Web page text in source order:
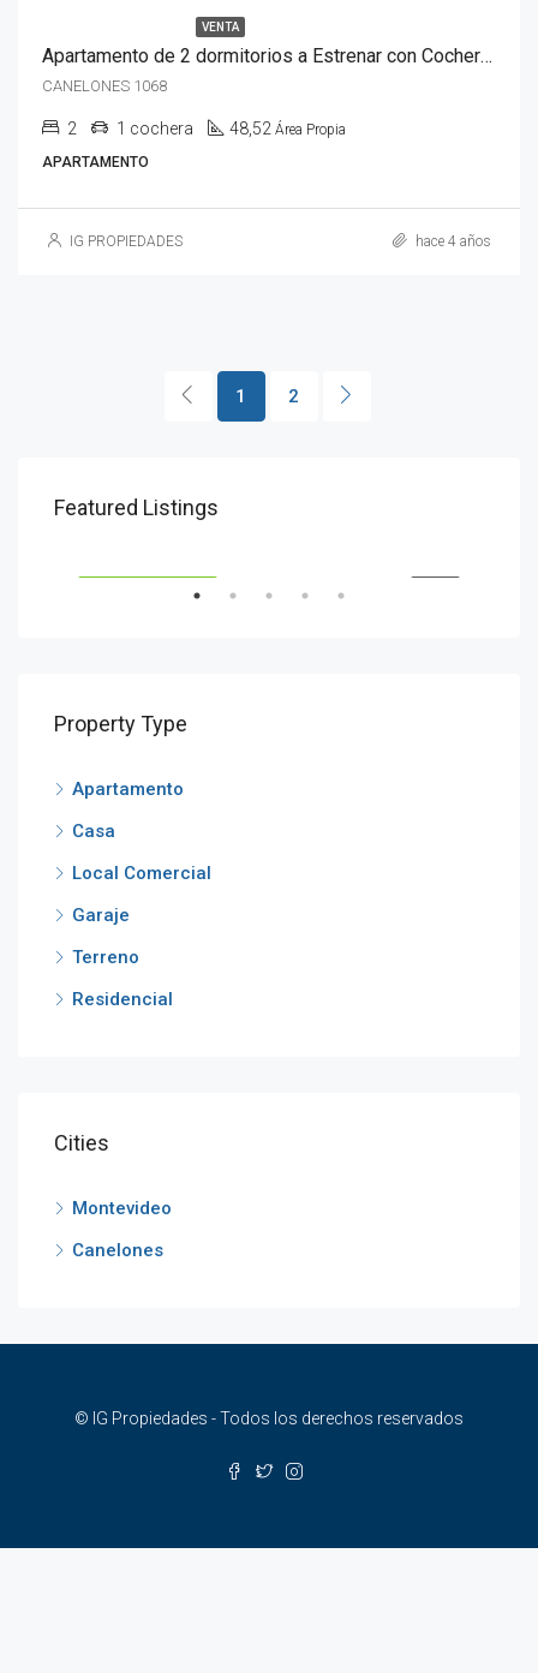
VENTA
Apartamento de 2 dormitorios a Estrenar con Cochera. En calle Canelones 1068
CANELONES 1068
2 1 cochera 48,52 Área Propia
APARTAMENTO
IG PROPIEDADES hace 4 años
1 2
Featured Listings
DesdeU$S101.308
AVENIDA ITALIA ESQ. CANDELARIA
Property Type
Apartamento
Casa
Local Comercial
Garaje
Terreno
Residencial
Cities
Montevideo
Canelones
© IG Propiedades - Todos los derechos reservados